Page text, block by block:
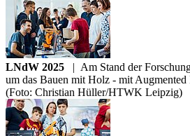
LNdW 2025 | Am Stand der
um das Bauen mit Holz - mit
(Foto: Christian Hüller/HTWK Leipzig)